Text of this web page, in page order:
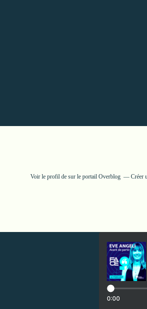
Voir le profil de sur le portail Overblog Créer
0:00